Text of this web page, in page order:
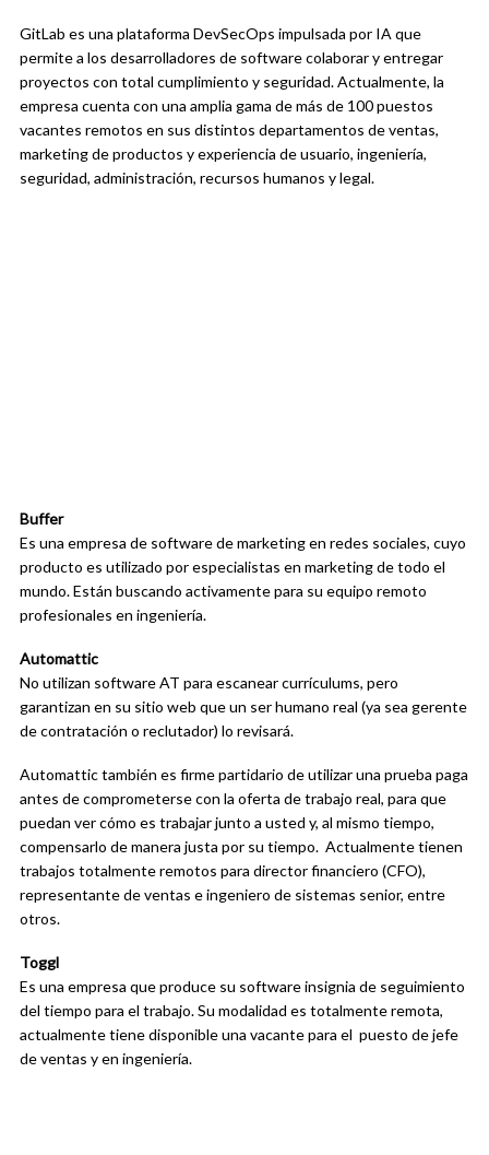
GitLab es una plataforma DevSecOps impulsada por IA que
permite a los desarrolladores de software colaborar y entregar
proyectos con total cumplimiento y seguridad. Actualmente, la
empresa cuenta con una amplia gama de más de 100 puestos
vacantes remotos en sus distintos departamentos de ventas,
marketing de productos y experiencia de usuario, ingeniería,
seguridad, administración, recursos humanos y legal.
Buffer
Es una empresa de software de marketing en redes sociales, cuyo
producto es utilizado por especialistas en marketing de todo el
mundo. Están buscando activamente para su equipo remoto
profesionales en ingeniería.
Automattic
No utilizan software AT para escanear currículums, pero
garantizan en su sitio web que un ser humano real (ya sea gerente
de contratación o reclutador) lo revisará.
Automattic también es firme partidario de utilizar una prueba paga
antes de comprometerse con la oferta de trabajo real, para que
puedan ver cómo es trabajar junto a usted y, al mismo tiempo,
compensarlo de manera justa por su tiempo. Actualmente tienen
trabajos totalmente remotos para director financiero (CFO),
representante de ventas e ingeniero de sistemas senior, entre
otros.
Toggl
Es una empresa que produce su software insignia de seguimiento
del tiempo para el trabajo. Su modalidad es totalmente remota,
actualmente tiene disponible una vacante para el puesto de jefe
de ventas y en ingeniería.